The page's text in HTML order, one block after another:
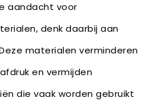
aandacht voor
denk daarbij aan
materialen verminderen
en vermijden
die vaak worden gebruikt